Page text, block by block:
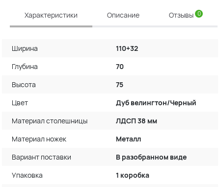
Характеристики Описание Отзывы 0
Ширина
110+32
Глубина
70
Высота
75
Цвет
Дуб велингтон/Черный
Материал столешницы
ЛДСП 38 мм
Материал ножек
Металл
Вариант поставки
В разобранном виде
Упаковка
1 коробка